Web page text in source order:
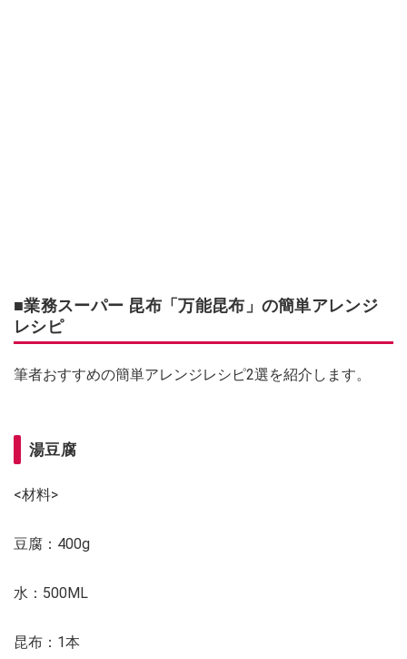
■業務スーパー 昆布「万能昆布」の簡単アレンジ
レシピ
筆者おすすめの簡単アレンジレシピ2選を紹介します。
湯豆腐
<材料>
豆腐：400g
水：500ML
昆布：1本